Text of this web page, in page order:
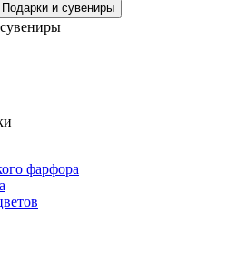
Подарки и сувениры
фарфора